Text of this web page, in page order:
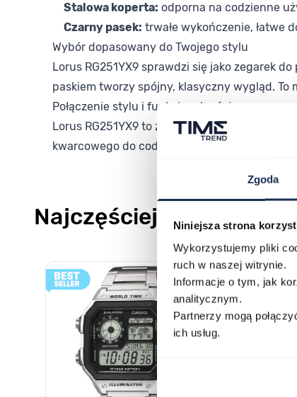
Zgoda
Niniejsza strona
Wykorzystujemy pliki
ruch w naszej witrynie.
Informacje o tym, jak
analitycznym.
Partnerzy mogą
ich usług.
Stalowa koperta: odporna na codzienne
Czarny pasek: trwałe wykończenie, łatwe
Wybór dopasowany do Twojego stylu
Lorus RG251YX9 sprawdzi się jako zegarek
paskiem tworzy spójny, klasyczny wygląd.
Połączenie stylu i funkcjonalności
Lorus RG251YX9 to zegarek, który łączy
kwarcowego do codziennego użytku, ten
Najczęściej kupowane
Poruszanie się po elementach karuzeli jest możliwe za
Naciśnij, aby pominąć karuzelę
Naciśnij, aby przejść do nawigacji karuzeli